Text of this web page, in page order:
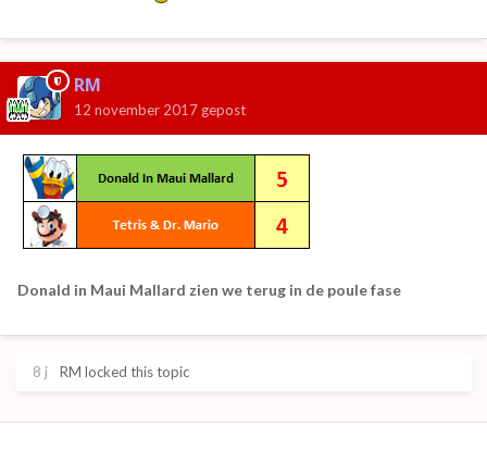
RM
12 november 2017 gepost
Donald in Maui Mallard zien we terug in de poule fase
8 j RM locked this topic